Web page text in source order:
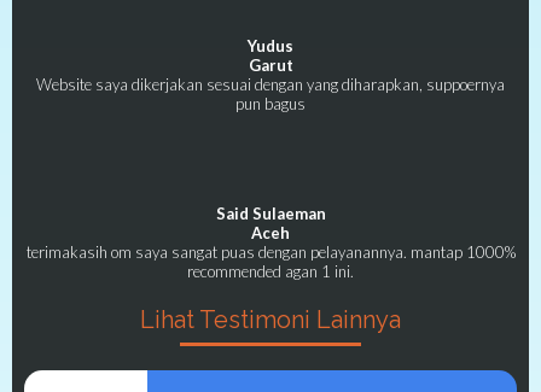
Yudus
Garut
Website saya dikerjakan sesuai dengan yang diharapkan, suppoernya
pun bagus
Said Sulaeman
Aceh
terimakasih om saya sangat puas dengan pelayanannya. mantap 1000%
recommended agan 1 ini.
Lihat Testimoni Lainnya